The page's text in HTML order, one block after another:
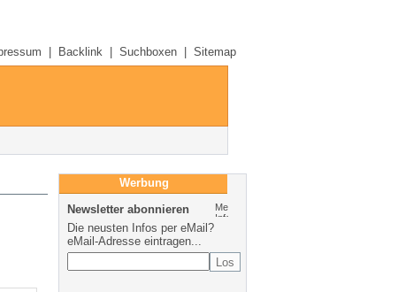
Backlink| Suchboxen| Sitemap
Werbung
Newsletter abonnieren
Die neusten Infos per eMail?
eMail-Adresse eintragen...